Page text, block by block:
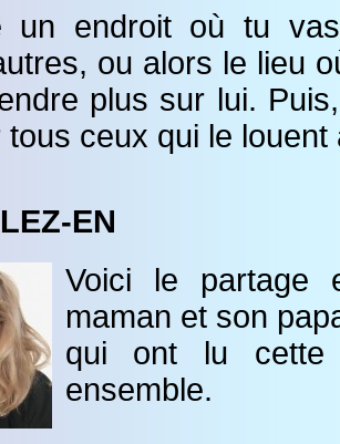
un endroit où tu
ou alors le lieu
plus sur lui.
tous ceux qui le louent
EN
Voici le partage
maman et son
qui ont lu cette
ensemble.